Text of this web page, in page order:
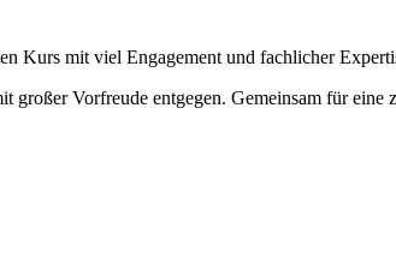
Kurs mit viel Engagement und fachlicher
großer Vorfreude entgegen. Gemeinsam für